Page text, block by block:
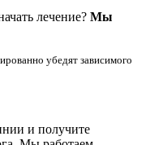
лечение? Мы
убедят зависимого
и получите